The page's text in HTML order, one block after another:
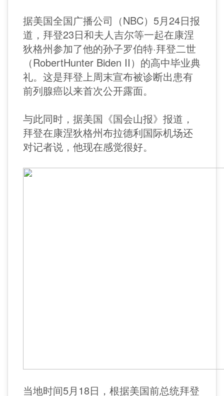
据美国全国广播公司（NBC）5月24日报
道，拜登23日和夫人吉尔等一起在康涅
狄格州参加了他的孙子罗伯特·拜登二世
（RobertHunter Biden II）的高中毕业典
礼。这是拜登上周末宣布被诊断出患有
前列腺癌以来首次公开露面。
与此同时，据美国《国会山报》报道，
拜登在康涅狄格州布拉德利国际机场还
对记者说，他现在感觉很好。
当地时间5月18日，根据美国前总统拜登